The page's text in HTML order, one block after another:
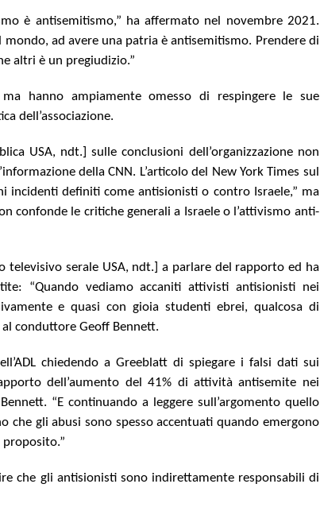
è antisemitismo,” ha affermato nel novembre 2021.
ad avere una patria è antisemitismo. Prendere di
altri è un pregiudizio.”
hanno ampiamente omesso di respingere le sue
dell’associazione.
USA, ndt.] sulle conclusioni dell’organizzazione non
della CNN. L’articolo del New York Times sul
incidenti definiti come antisionisti o contro Israele,” ma
confonde le critiche generali a Israele o l’attivismo anti-
televisivo serale USA, ndt.] a parlare del rapporto ed ha
“Quando vediamo accaniti attivisti antisionisti nei
e quasi con gioia studenti ebrei, qualcosa di
conduttore Geoff Bennett.
chiedendo a Greeblatt di spiegare i falsi dati sui
dell’aumento del 41% di attività antisemite nei
“E continuando a leggere sull’argomento quello
che gli abusi sono spesso accentuati quando emergono
che gli antisionisti sono indirettamente responsabili di